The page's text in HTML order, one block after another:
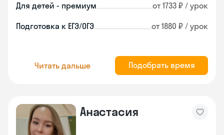
Для детей - премиум от 1733 ₽ / урок
Подготовка к ЕГЭ/ОГЭ от 1880 ₽ / урок
Читать дальше Подобрать время
Анастасия